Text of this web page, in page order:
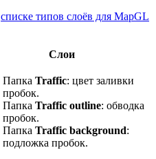
списке типов слоёв для MapGL
Слои
Папка Traffic: цвет заливки
пробок.
Папка Traffic outline: обводка
пробок.
Папка Traffic background:
подложка пробок.